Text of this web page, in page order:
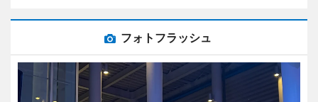
フォトフラッシュ